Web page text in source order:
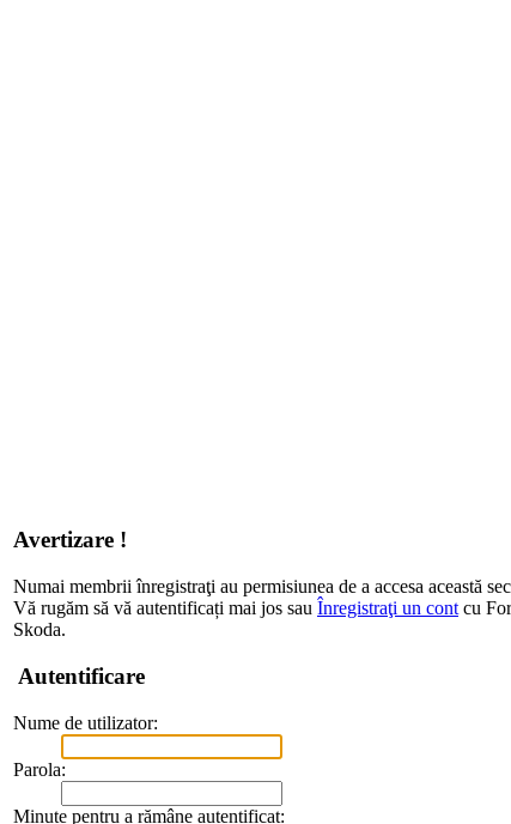
Avertizare !
Numai membrii înregistraţi au permisiunea de a accesa această
Vă rugăm să vă autentificați mai jos sau Înregistraţi un cont cu
Skoda.
Autentificare
Nume de utilizator:
Parola:
Minute pentru a rămâne autentificat: